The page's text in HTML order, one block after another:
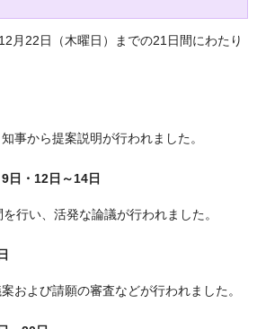
月22日（木曜日）までの21日間にわたり
事から提案説明が行われました。
日・12日～14日
行い、活発な論議が行われました。
および請願の審査などが行われました。